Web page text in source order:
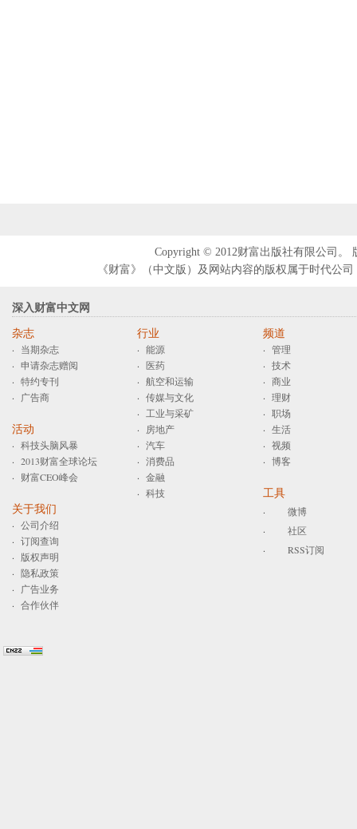
Copyright © 2012财富出版社有限公司。
《财富》（中文版）及网站内容的版权属于时代公
深入财富中文网
杂志
· 当期杂志
· 申请杂志赠阅
· 特约专刊
· 广告商
活动
· 科技头脑风暴
· 2013财富全球论坛
· 财富CEO峰会
关于我们
· 公司介绍
· 订阅查询
· 版权声明
· 隐私政策
· 广告业务
· 合作伙伴
行业
· 能源
· 医药
· 航空和运输
· 传媒与文化
· 工业与采矿
·
房地产
· 汽车
· 消费品
· 金融
· 科技
频道
· 管理
· 技术
· 商业
· 理财
· 职场
· 生活
· 视频
· 博客
工具
·
微博
·
社区
·
RSS订阅